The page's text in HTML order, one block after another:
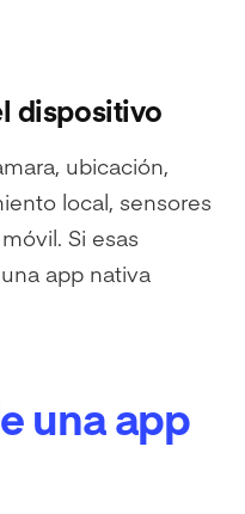
dispositivo
ubicación,
local, sensores
Si esas
app nativa
una app